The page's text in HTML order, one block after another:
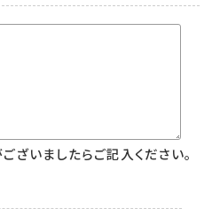
ざいましたらご記入ください。